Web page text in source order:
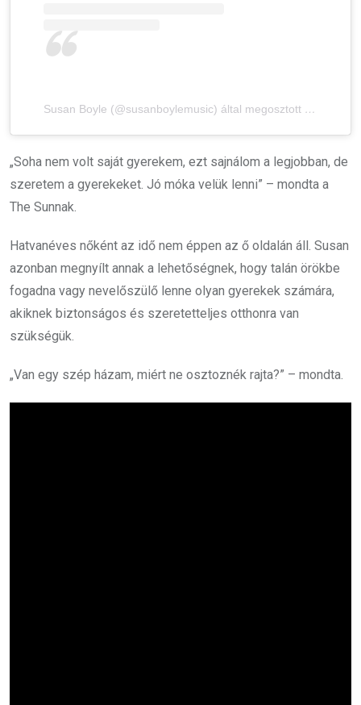
Susan Boyle (@susanboylemusic) által megosztott bejegyzés
„Soha nem volt saját gyerekem, ezt sajnálom a legjobban, de
szeretem a gyerekeket. Jó móka velük lenni” – mondta a
The Sunnak.
Hatvanéves nőként az idő nem éppen az ő oldalán áll. Susan
azonban megnyílt annak a lehetőségnek, hogy talán örökbe
fogadna vagy nevelőszülő lenne olyan gyerekek számára,
akiknek biztonságos és szeretetteljes otthonra van
szükségük.
„Van egy szép házam, miért ne osztoznék rajta?” – mondta.